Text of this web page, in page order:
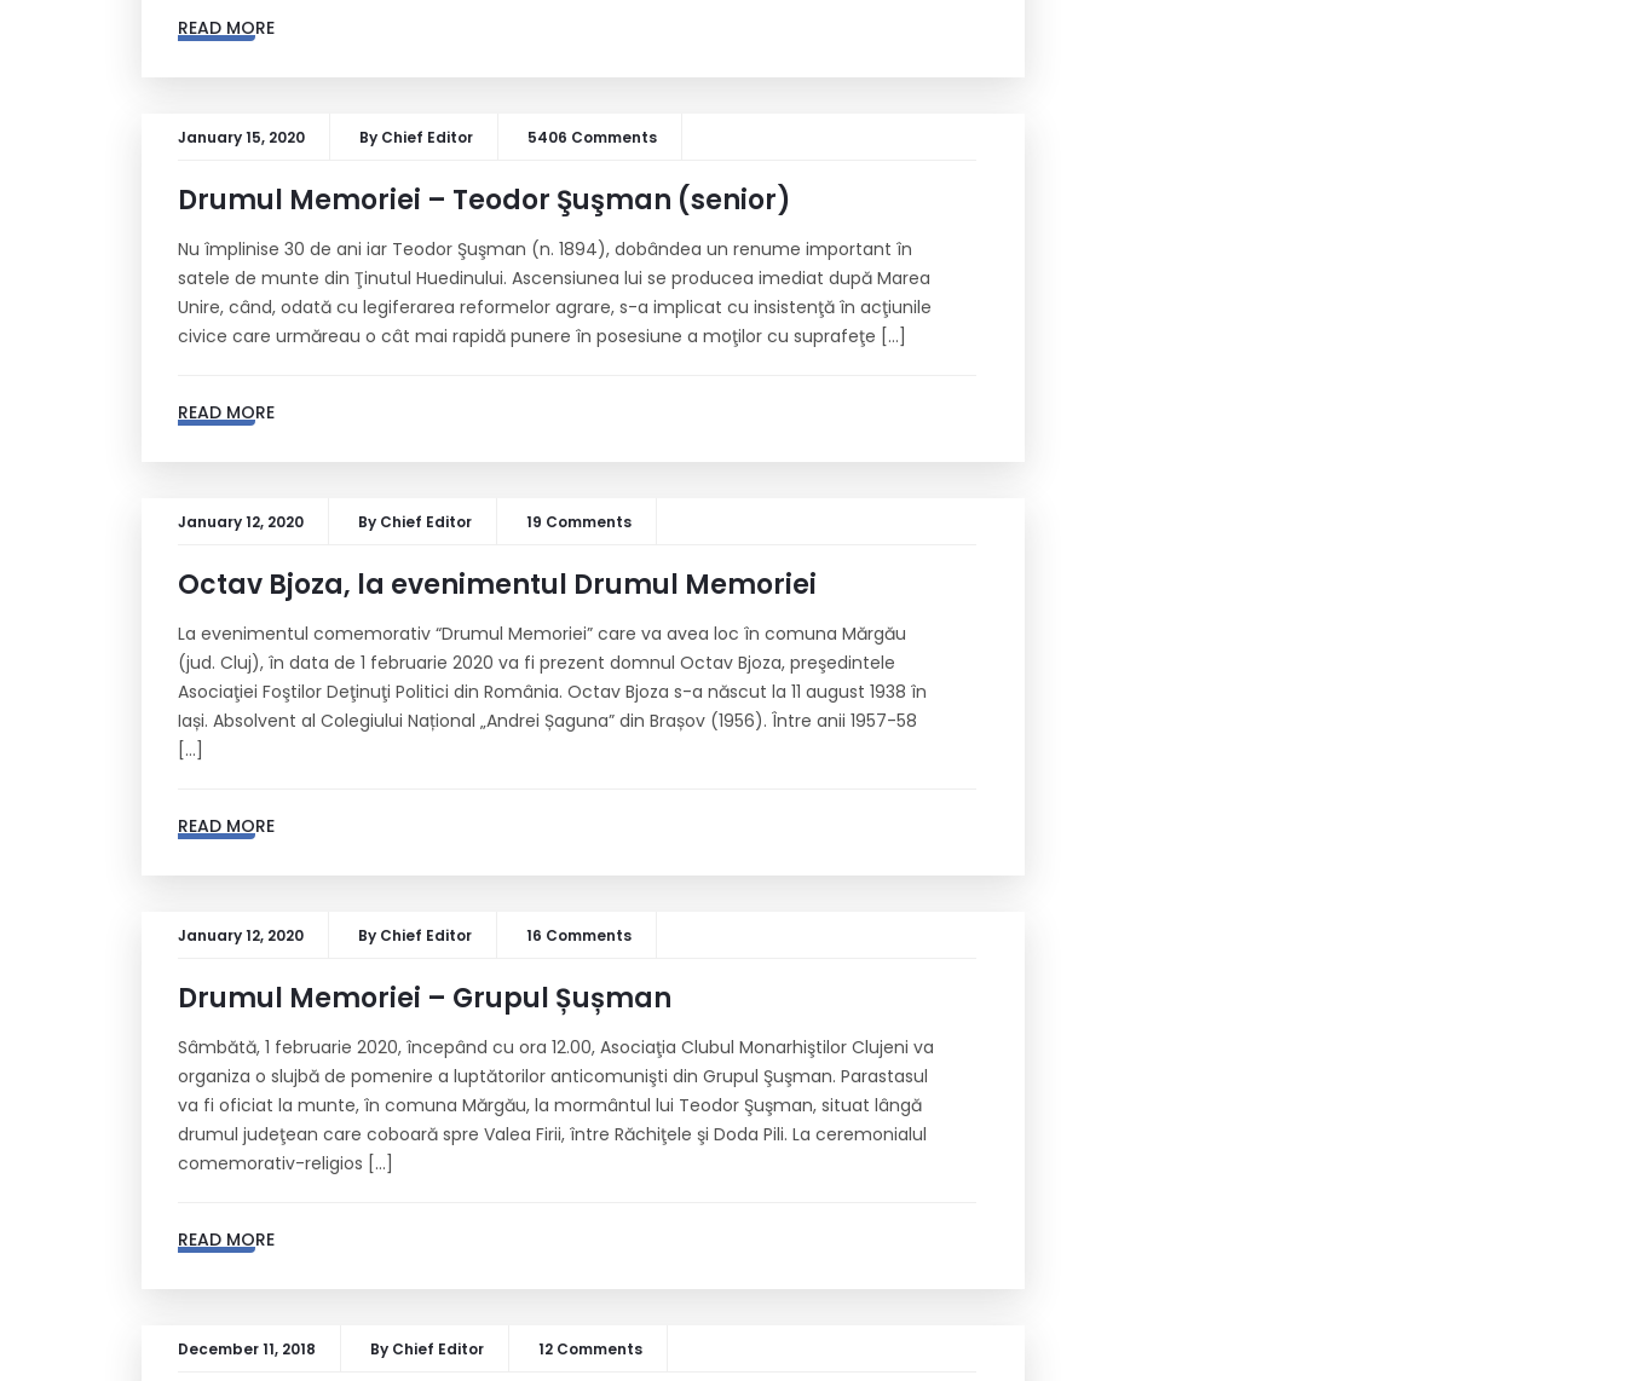
READ MORE
January 15, 2020 By Chief Editor 5406 Comments
Drumul Memoriei – Teodor Şuşman (senior)
Nu împlinise 30 de ani iar Teodor Şuşman (n. 1894), dobândea un renume important în
satele de munte din Ţinutul Huedinului. Ascensiunea lui se producea imediat după Marea
Unire, când, odată cu legiferarea reformelor agrare, s-a implicat cu insistenţă în acţiunile
civice care urmăreau o cât mai rapidă punere în posesiune a moţilor cu suprafeţe […]
READ MORE
January 12, 2020 By Chief Editor 19 Comments
Octav Bjoza, la evenimentul Drumul Memoriei
La evenimentul comemorativ “Drumul Memoriei” care va avea loc în comuna Mărgău
(jud. Cluj), în data de 1 februarie 2020 va fi prezent domnul Octav Bjoza, preşedintele
Asociaţiei Foştilor Deţinuţi Politici din România. Octav Bjoza s-a născut la 11 august 1938 în
Iași. Absolvent al Colegiului Național „Andrei Șaguna” din Brașov (1956). Între anii 1957-58
[…]
READ MORE
January 12, 2020 By Chief Editor 16 Comments
Drumul Memoriei – Grupul Șușman
Sâmbătă, 1 februarie 2020, începând cu ora 12.00, Asociaţia Clubul Monarhiştilor Clujeni va
organiza o slujbă de pomenire a luptătorilor anticomunişti din Grupul Şuşman. Parastasul
va fi oficiat la munte, în comuna Mărgău, la mormântul lui Teodor Şuşman, situat lângă
drumul judeţean care coboară spre Valea Firii, între Răchiţele şi Doda Pili. La ceremonialul
comemorativ-religios […]
READ MORE
December 11, 2018 By Chief Editor 12 Comments